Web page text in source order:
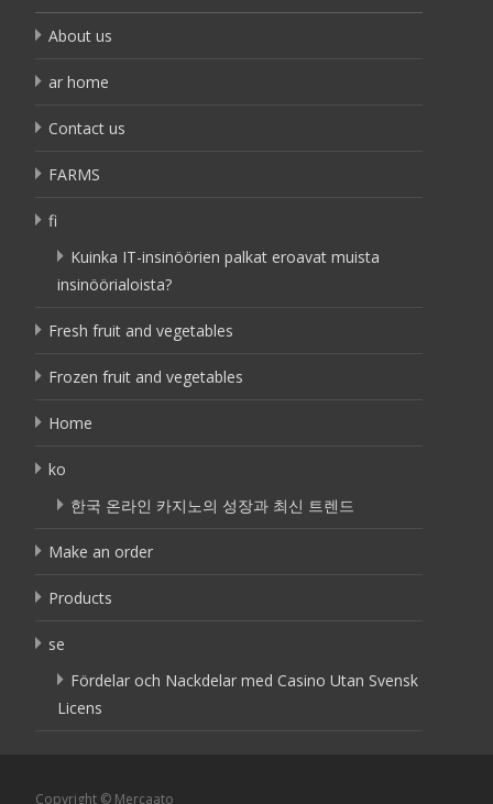
About us
ar home
Contact us
FARMS
fi
Kuinka IT-insinöörien palkat eroavat muista
insinöörialoista?
Fresh fruit and vegetables
Frozen fruit and vegetables
Home
ko
한국 온라인 카지노의 성장과 최신 트렌드
Make an order
Products
se
Fördelar och Nackdelar med Casino Utan Svensk
Licens
Copyright © Mercaato